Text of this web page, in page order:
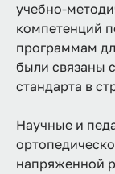
учебно-
компетенций
программам
были связаны
стандарта в
Научные и
напряженной